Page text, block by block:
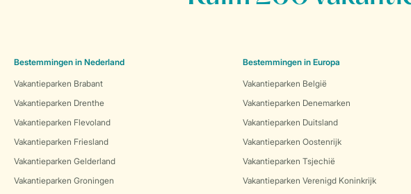
Bestemmingen in Nederland
Vakantieparken Brabant
Vakantieparken Drenthe
Vakantieparken Flevoland
Vakantieparken Friesland
Vakantieparken Gelderland
Vakantieparken Groningen
Bestemmingen in Europa
Vakantieparken België
Vakantieparken Denemarken
Vakantieparken Duitsland
Vakantieparken Oostenrijk
Vakantieparken Tsjechië
Vakantieparken Verenigd Koninkrijk